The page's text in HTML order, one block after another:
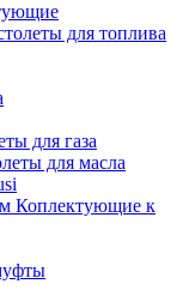
для топлива
для газа
для масла
Коплектующие к